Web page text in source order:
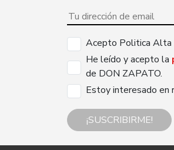
Acepto Politica Alta
He leído y acepto la
de DON ZAPATO.
Estoy interesado en
¡SUSCRIBIRME!